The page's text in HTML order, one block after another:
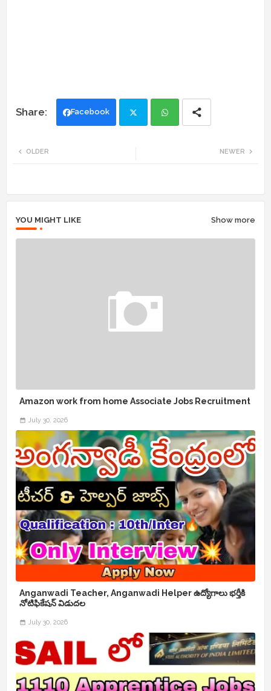
Facebook
NEWER
OLDER
YOU MIGHT LIKE Show more
Amazon work from home Associate Jobs Recruitment
July 30, 2026
Anganwadi Teacher, Anganwadi Helper ఉద్యోగాలు భర్తీకి
నోటిఫికేషన్ విడుదల
July 30, 2026